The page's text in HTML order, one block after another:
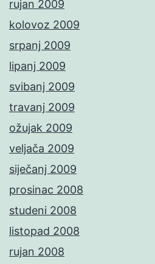
rujan 2009
kolovoz 2009
srpanj 2009
lipanj 2009
svibanj 2009
travanj 2009
ožujak 2009
veljača 2009
siječanj 2009
prosinac 2008
studeni 2008
listopad 2008
rujan 2008